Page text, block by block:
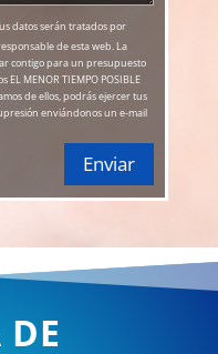
datos serán tratados por
de esta web. La
contigo para un presupuesto
MENOR TIEMPO POSIBLE
de ellos, podrás ejercer tus
enviándonos un e-mail
Enviar